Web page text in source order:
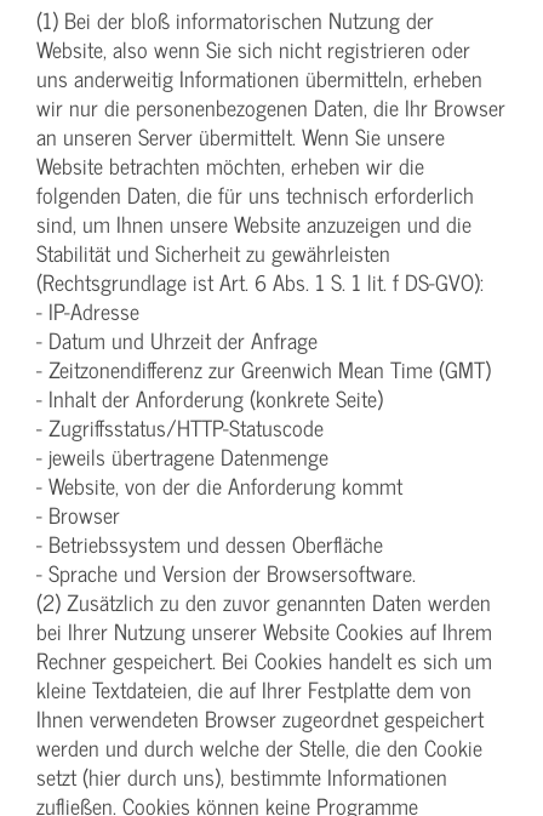
(1) Bei der bloß informatorischen Nutzung der
Website, also wenn Sie sich nicht registrieren oder
uns anderweitig Informationen übermitteln, erheben
wir nur die personenbezogenen Daten, die Ihr Browser
an unseren Server übermittelt. Wenn Sie unsere
Website betrachten möchten, erheben wir die
folgenden Daten, die für uns technisch erforderlich
sind, um Ihnen unsere Website anzuzeigen und die
Stabilität und Sicherheit zu gewährleisten
(Rechtsgrundlage ist Art. 6 Abs. 1 S. 1 lit. f DS-GVO):
- IP-Adresse
- Datum und Uhrzeit der Anfrage
- Zeitzonendifferenz zur Greenwich Mean Time (GMT)
- Inhalt der Anforderung (konkrete Seite)
- Zugriffsstatus/HTTP-Statuscode
- jeweils übertragene Datenmenge
- Website, von der die Anforderung kommt
- Browser
- Betriebssystem und dessen Oberfläche
- Sprache und Version der Browsersoftware.
(2) Zusätzlich zu den zuvor genannten Daten werden
bei Ihrer Nutzung unserer Website Cookies auf Ihrem
Rechner gespeichert. Bei Cookies handelt es sich um
kleine Textdateien, die auf Ihrer Festplatte dem von
Ihnen verwendeten Browser zugeordnet gespeichert
werden und durch welche der Stelle, die den Cookie
setzt (hier durch uns), bestimmte Informationen
zufließen. Cookies können keine Programme